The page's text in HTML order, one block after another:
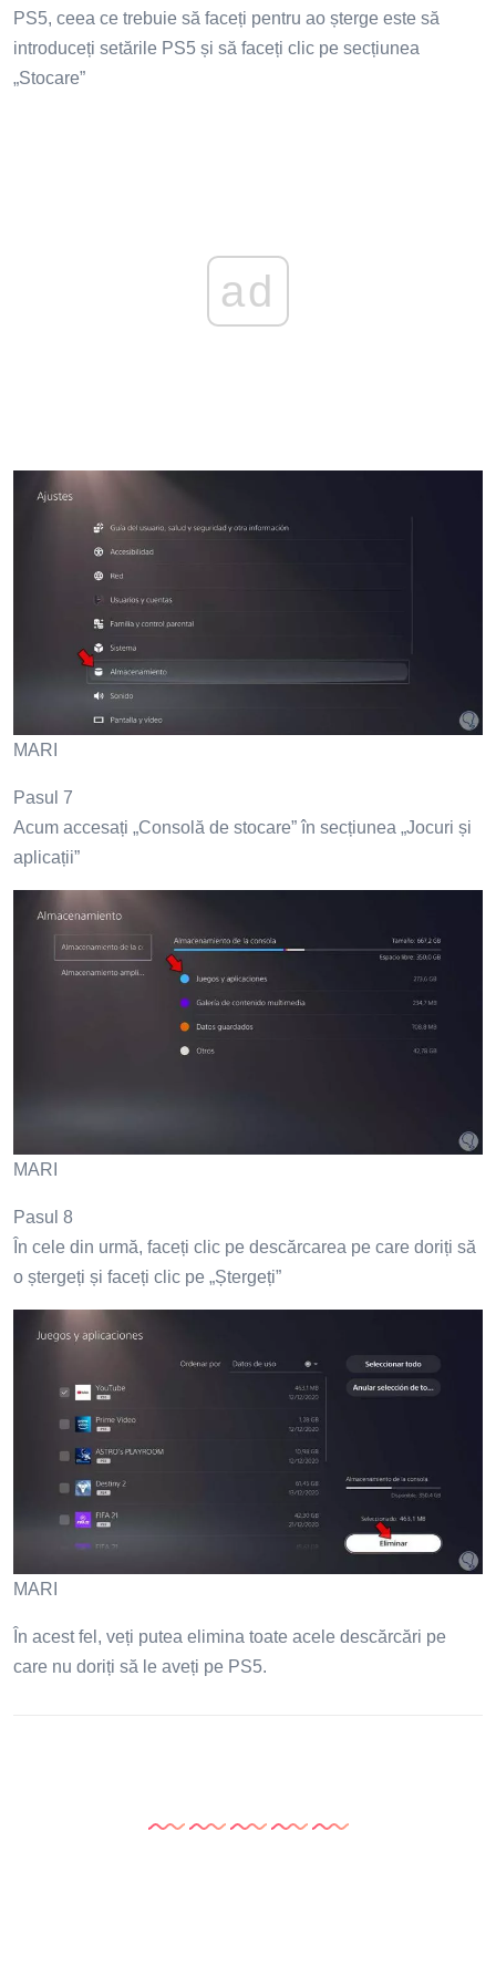
PS5, ceea ce trebuie să faceți pentru ao șterge este să
introduceți setările PS5 și să faceți clic pe secțiunea
„Stocare”
ad
MARI
Pasul 7
Acum accesați „Consolă de stocare” în secțiunea „Jocuri și
aplicații”
MARI
Pasul 8
În cele din urmă, faceți clic pe descărcarea pe care doriți să
o ștergeți și faceți clic pe „Ștergeți”
MARI
În acest fel, veți putea elimina toate acele descărcări pe
care nu doriți să le aveți pe PS5.